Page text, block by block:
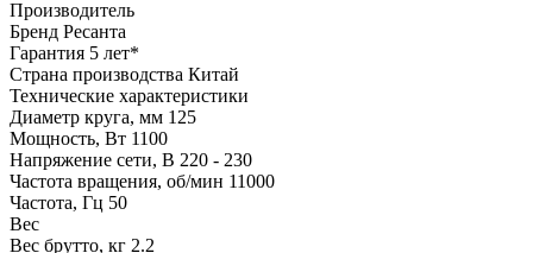
Производитель
Бренд Ресанта
Гарантия 5 лет*
Страна производства Китай
Технические характеристики
Диаметр круга, мм 125
Мощность, Вт 1100
Напряжение сети, В 220 - 230
Частота вращения, об/мин 11000
Частота, Гц 50
Вес
Вес брутто, кг 2.2